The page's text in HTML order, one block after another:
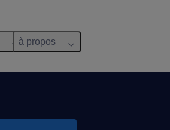
à propos